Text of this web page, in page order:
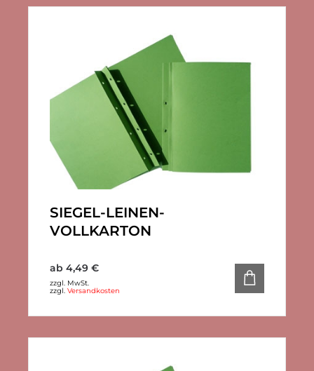
SIEGEL-LEINEN-
VOLLKARTON
ab 4,49 €
zzgl. MwSt.
zzgl. Versandkosten